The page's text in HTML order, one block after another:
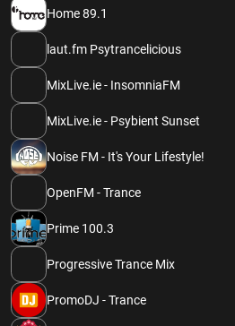
Home 89.1
laut.fm Psytrancelicious
MixLive.ie - InsomniaFM
MixLive.ie - Psybient Sunset
Noise FM - It's Your Lifestyle!
OpenFM - Trance
Prime 100.3
Progressive Trance Mix
PromoDJ - Trance